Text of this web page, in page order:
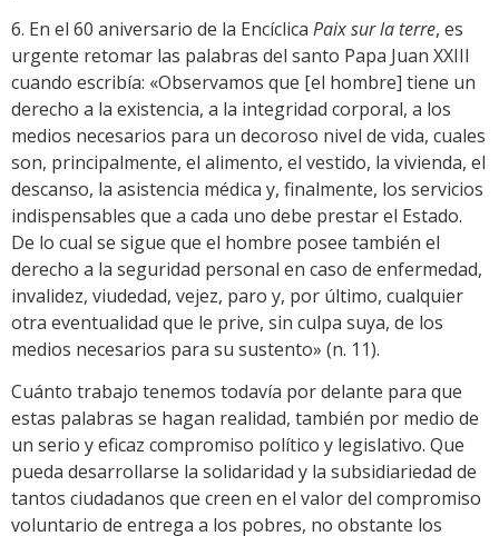
6. En el 60 aniversario de la Encíclica Paix sur la terre, es
urgente retomar las palabras del santo Papa Juan XXIII
cuando escribía: «Observamos que [el hombre] tiene un
derecho a la existencia, a la integridad corporal, a los
medios necesarios para un decoroso nivel de vida, cuales
son, principalmente, el alimento, el vestido, la vivienda, el
descanso, la asistencia médica y, finalmente, los servicios
indispensables que a cada uno debe prestar el Estado.
De lo cual se sigue que el hombre posee también el
derecho a la seguridad personal en caso de enfermedad,
invalidez, viudedad, vejez, paro y, por último, cualquier
otra eventualidad que le prive, sin culpa suya, de los
medios necesarios para su sustento» (n. 11).
Cuánto trabajo tenemos todavía por delante para que
estas palabras se hagan realidad, también por medio de
un serio y eficaz compromiso político y legislativo. Que
pueda desarrollarse la solidaridad y la subsidiariedad de
tantos ciudadanos que creen en el valor del compromiso
voluntario de entrega a los pobres, no obstante los